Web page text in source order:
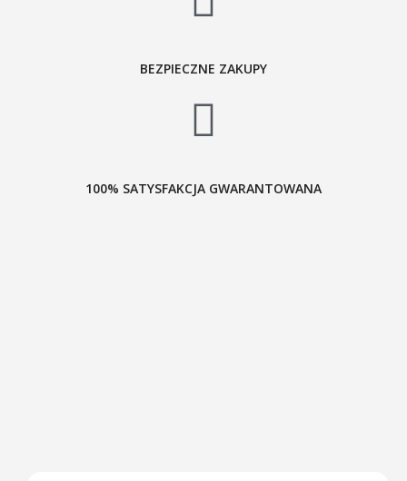
BEZPIECZNE ZAKUPY
100% SATYSFAKCJA GWARANTOWANA